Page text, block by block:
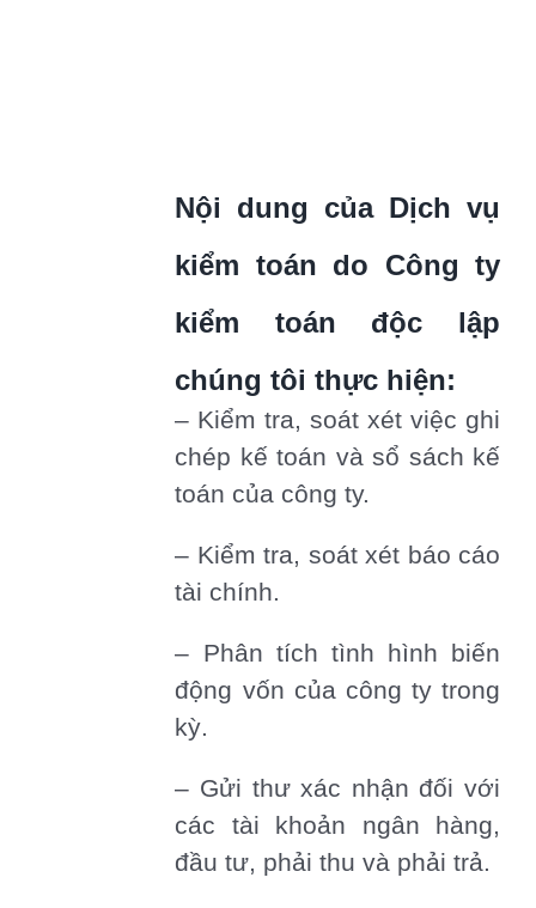
Nội dung của Dịch vụ
kiểm toán do Công ty
kiểm toán độc lập
chúng tôi thực hiện:
– Kiểm tra, soát xét việc ghi
chép kế toán và sổ sách kế
toán của công ty.
– Kiểm tra, soát xét báo cáo
tài chính.
– Phân tích tình hình biến
động vốn của công ty trong
kỳ.
– Gửi thư xác nhận đối với
các tài khoản ngân hàng,
đầu tư, phải thu và phải trả.